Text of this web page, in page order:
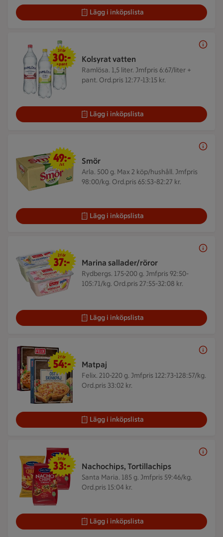
Lägg i inköpslista
Kolsyrat vatten
Ramlösa. 1,5 liter. Jmfpris 6:67/liter +
pant. Ord.pris 12:77-13:15 kr.
3 för 30 kr
3 för
30:-
+pant
Lägg i inköpslista
Smör
Arla. 500 g. Max 2 köp/hushåll. Jmfpris
98:00/kg. Ord.pris 65:53-82:27 kr.
49 kr/st
49:-
/st
Lägg i inköpslista
Marina sallader/röror
Rydbergs. 175-200 g. Jmfpris 92:50-
105:71/kg. Ord.pris 27:55-32:08 kr.
2 för 37 kr
2 för
37:-
Lägg i inköpslista
Matpaj
Felix. 210-220 g. Jmfpris 122:73-128:57/kg.
Ord.pris 33:02 kr.
2 för 54 kr
2 för
54:-
Lägg i inköpslista
Nachochips, Tortillachips
Santa Maria. 185 g. Jmfpris 59:46/kg.
Ord.pris 15:04 kr.
3 för 33 kr
3 för
33:-
Lägg i inköpslista